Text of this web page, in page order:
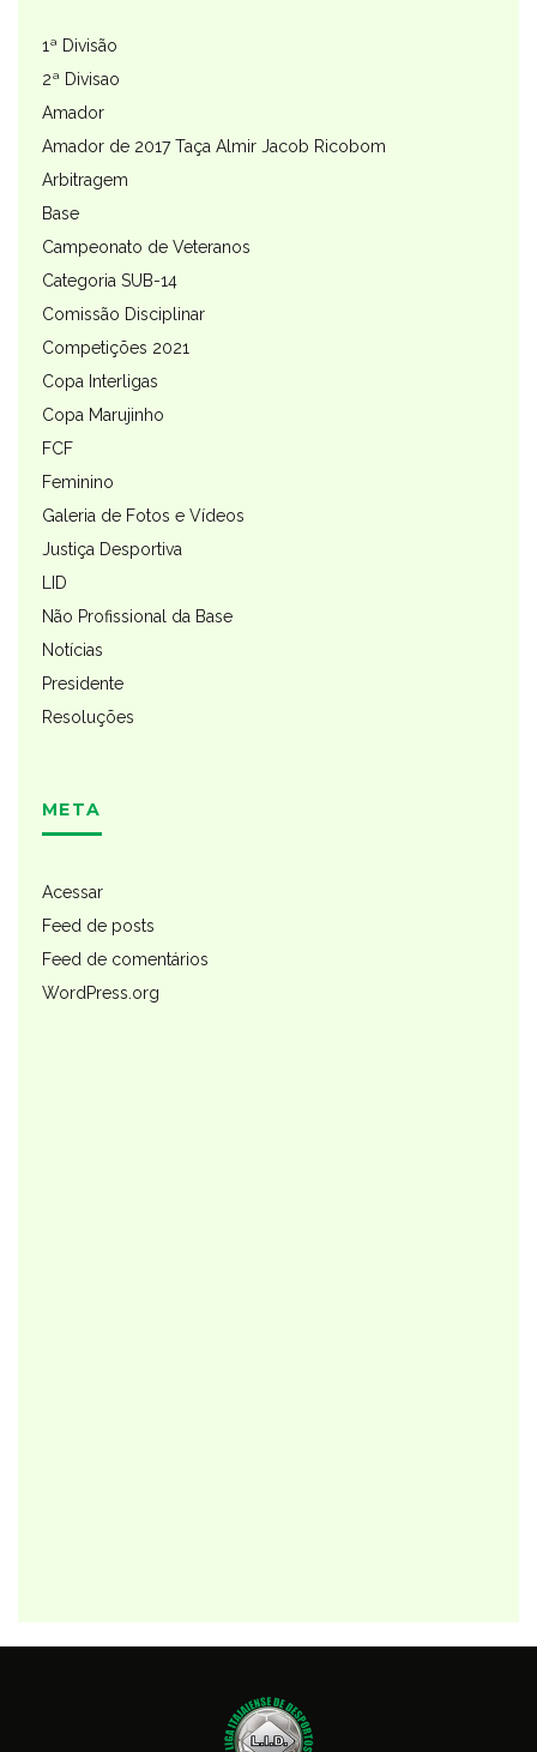
1ª Divisão
2ª Divisao
Amador
Amador de 2017 Taça Almir Jacob Ricobom
Arbitragem
Base
Campeonato de Veteranos
Categoria SUB-14
Comissão Disciplinar
Competições 2021
Copa Interligas
Copa Marujinho
FCF
Feminino
Galeria de Fotos e Vídeos
Justiça Desportiva
LID
Não Profissional da Base
Notícias
Presidente
Resoluções
META
Acessar
Feed de posts
Feed de comentários
WordPress.org